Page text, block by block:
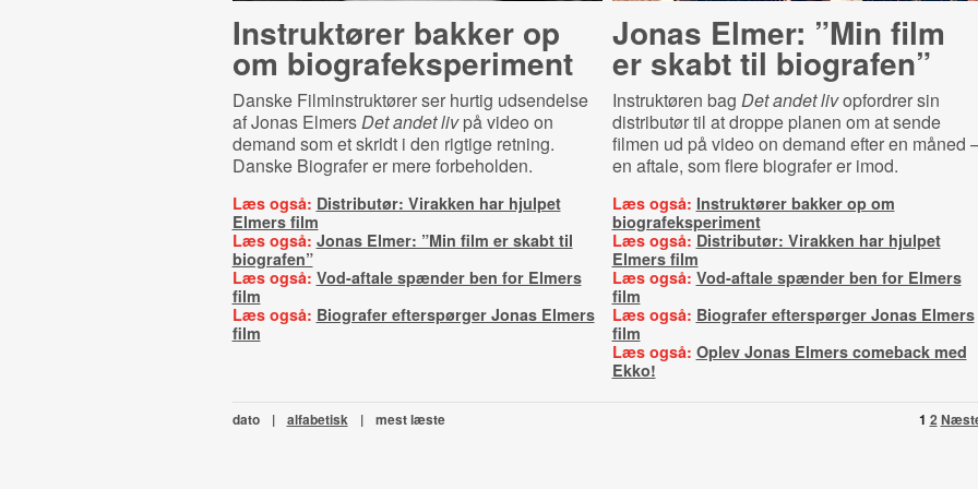
Instruktører bakker op
om bi­o­gra­f­eks­pe­ri­ment
Danske Filminstruktører ser hurtig udsendelse
af Jonas ElmersDet andet livpå video on
demand som et skridt i den rigtige retning.
Danske Biografer er mere forbeholden.
Læs også: Distributør: Virakken har hjulpet
Elmers film
Læs også: Jonas Elmer: ”Min film er skabt til
biografen”
Læs også: Vod-aftale spænder ben for Elmers
film
Læs også: Biografer efterspørger Jonas Elmers
film
Jonas Elmer: ”Min film
er skabt til biografen”
Instruktøren bag Det andet livopfordrer sin
distributør til at droppe planen om at sende
filmen ud på video on demand efter en måned
en aftale, som flere biografer er imod.
Læs også: Instruktører bakker op om
biografeksperiment
Læs også: Distributør: Virakken har hjulpet
Elmers film
Læs også: Vod-aftale spænder ben for Elmers
film
Læs også: Biografer efterspørger Jonas Elmers
film
Læs også: Oplev Jonas Elmers comeback med
Ekko!
1 2
dato | alfabetisk | mest læste